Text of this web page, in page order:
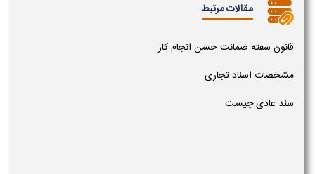
مقالات مرتبط
قانون سفته ضمانت حسن انجام کار
مشخصات اسناد تجاری
سند عادی چیست